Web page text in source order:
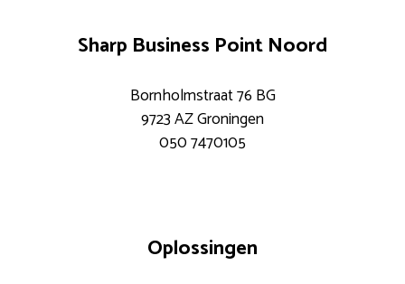
Sharp Business Point Noord
Bornholmstraat 76 BG
9723 AZ Groningen
050 7470105
Oplossingen